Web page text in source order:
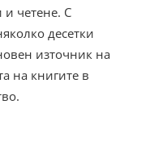
и четене. С
десетки
източник на
на книгите в